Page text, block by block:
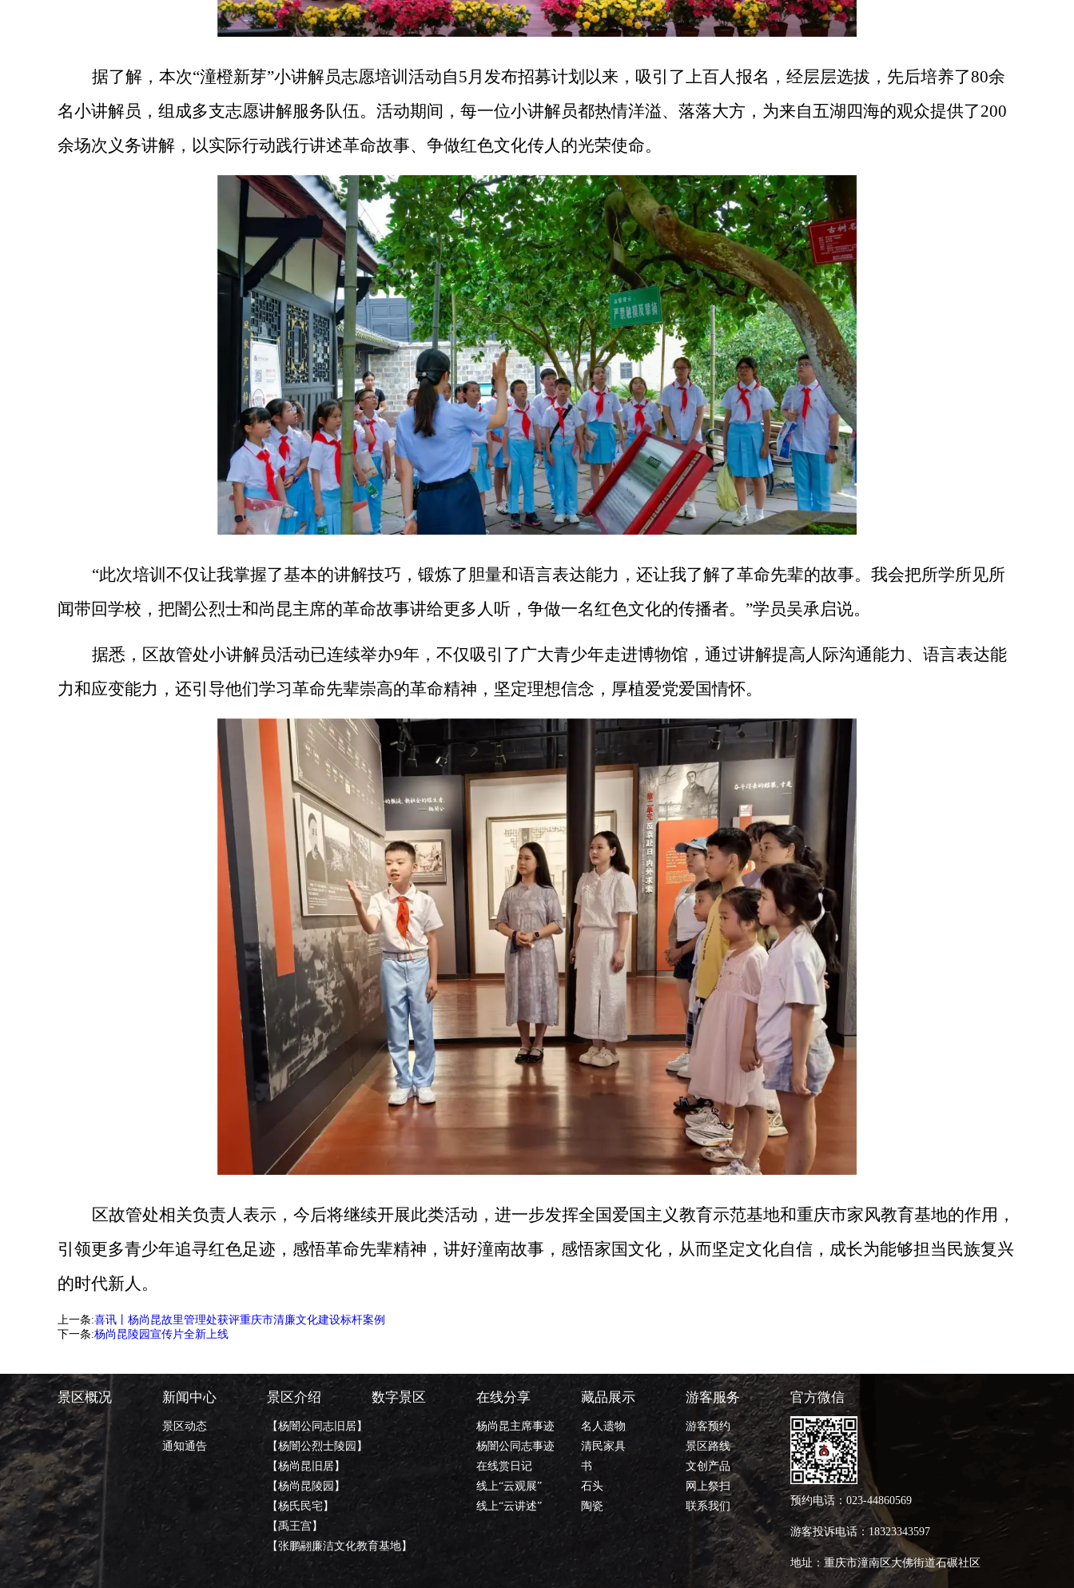
据了解，本次“潼橙新芽”小讲解员志愿培训活动自5月发布招募计划以来，吸引了上百人报名，经层层选拔，先后培养了80余
名小讲解员，组成多支志愿讲解服务队伍。活动期间，每一位小讲解员都热情洋溢、落落大方，为来自五湖四海的观众提供了200
余场次义务讲解，以实际行动践行讲述革命故事、争做红色文化传人的光荣使命。
“此次培训不仅让我掌握了基本的讲解技巧，锻炼了胆量和语言表达能力，还让我了解了革命先辈的故事。我会把所学所见所
闻带回学校，把闇公烈士和尚昆主席的革命故事讲给更多人听，争做一名红色文化的传播者。”学员吴承启说。
据悉，区故管处小讲解员活动已连续举办9年，不仅吸引了广大青少年走进博物馆，通过讲解提高人际沟通能力、语言表达能
力和应变能力，还引导他们学习革命先辈崇高的革命精神，坚定理想信念，厚植爱党爱国情怀。
区故管处相关负责人表示，今后将继续开展此类活动，进一步发挥全国爱国主义教育示范基地和重庆市家风教育基地的作用，
引领更多青少年追寻红色足迹，感悟革命先辈精神，讲好潼南故事，感悟家国文化，从而坚定文化自信，成长为能够担当民族复兴
的时代新人。
上一条:喜讯丨杨尚昆故里管理处获评重庆市清廉文化建设标杆案例
下一条:杨尚昆陵园宣传片全新上线
景区概况 新闻中心
景区动态
通知通告
景区介绍
【杨闇公同志旧居】
【杨闇公烈士陵园】
【杨尚昆旧居】
【杨尚昆陵园】
【杨氏民宅】
【禹王宫】
【张鹏翮廉洁文化教育基地】
数字景区 在线分享
杨尚昆主席事迹
杨闇公同志事迹
在线赏日记
线上“云观展”
线上“云讲述”
藏品展示
名人遗物
清民家具
书
石头
陶瓷
游客服务
游客预约
景区路线
文创产品
网上祭扫
联系我们
官方微信
预约电话：023-44860569
游客投诉电话：18323343597
地址：重庆市潼南区大佛街道石碾社区